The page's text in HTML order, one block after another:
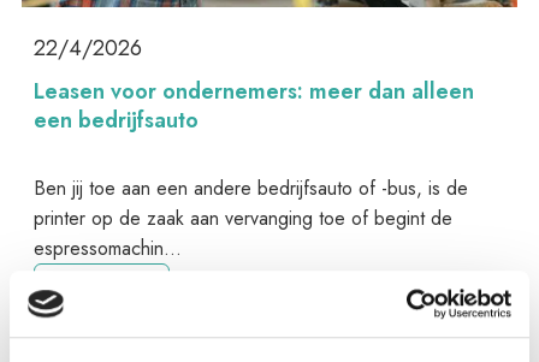
22/4/2026
Leasen voor ondernemers: meer dan alleen
een bedrijfsauto
Ben jij toe aan een andere bedrijfsauto of -bus, is de
printer op de zaak aan vervanging toe of begint de
espressomachin...
Lees verder